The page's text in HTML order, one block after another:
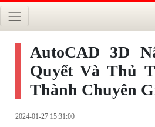
AutoCAD 3D
Quyết Và Thủ
Thành Chuyên
2024-01-27 15:31:00